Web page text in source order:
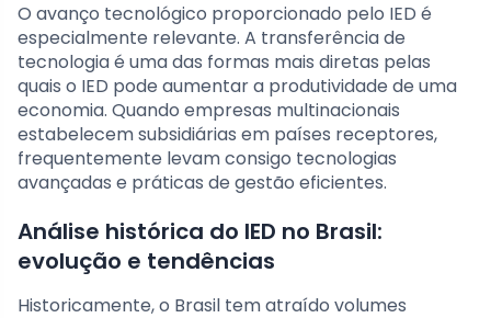
O avanço tecnológico proporcionado pelo IED é
especialmente relevante. A transferência de
tecnologia é uma das formas mais diretas pelas
quais o IED pode aumentar a produtividade de uma
economia. Quando empresas multinacionais
estabelecem subsidiárias em países receptores,
frequentemente levam consigo tecnologias
avançadas e práticas de gestão eficientes.
Análise histórica do IED no Brasil:
evolução e tendências
Historicamente, o Brasil tem atraído volumes